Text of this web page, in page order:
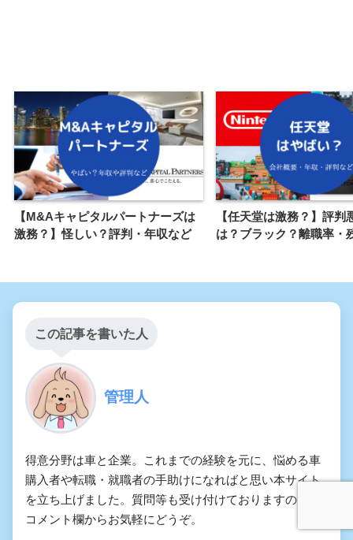
【M&Aキャピタルパートナーズは
激務？】怪しい？評判・年収など
【任天堂は激務？】評判
は？ブラック？離職率・
この記事を書いた人
管理人
得意分野は車と企業。これまでの経験を元に、悩める車
購入者や転職・就職者の手助けになればと思い本サイト
を立ち上げました。質問等も受け付けておりますので、
コメント欄からお気軽にどうぞ。